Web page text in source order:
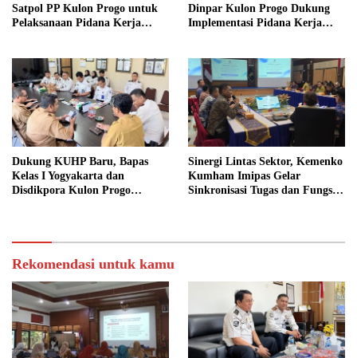
Satpol PP Kulon Progo untuk
Pelaksanaan Pidana Kerja
Dinpar Kulon Progo Dukung
Implementasi Pidana Kerja
Dukung KUHP Baru, Bapas
Kelas I Yogyakarta dan
Disdikpora Kulon Progo
Sinergi Lintas Sektor, Kemenko
Kumham Imipas Gelar
Sinkronisasi Tugas dan Fungsi
Rekomendasi untuk kamu